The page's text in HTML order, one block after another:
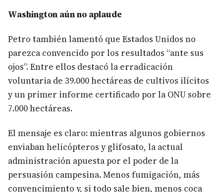
Washington aún no aplaude
Petro también lamentó que Estados Unidos no
parezca convencido por los resultados “ante sus
ojos”. Entre ellos destacó la erradicación
voluntaria de 39.000 hectáreas de cultivos ilícitos
y un primer informe certificado por la ONU sobre
7.000 hectáreas.
El mensaje es claro: mientras algunos gobiernos
enviaban helicópteros y glifosato, la actual
administración apuesta por el poder de la
persuasión campesina. Menos fumigación, más
convencimiento y, si todo sale bien, menos coca